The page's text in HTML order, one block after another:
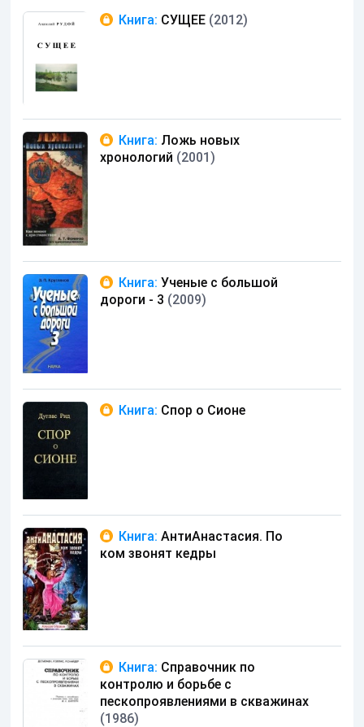
Книга: СУЩЕЕ (2012)
Книга: Ложь новых
хронологий (2001)
Книга: Ученые с большой
дороги - 3 (2009)
Книга: Спор о Сионе
Книга: АнтиАнастасия. По
ком звонят кедры
Книга: Справочник по
контролю и борьбе с
пескопроявлениями в скважинах
(1986)